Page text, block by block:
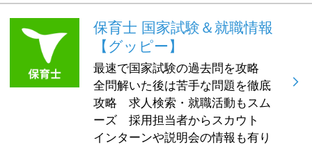
保育士 国家試験＆就職情報
【グッピー】
最速で国家試験の過去問を攻略
全問解いた後は苦手な問題を徹底
攻略 求人検索・就職活動もスム
ーズ 採用担当者からスカウト
インターンや説明会の情報も有り